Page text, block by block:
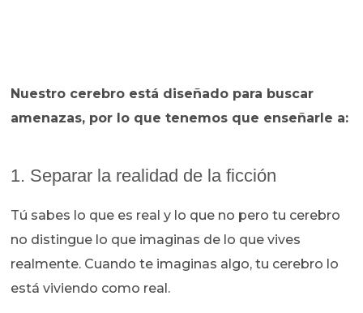
Nuestro cerebro está diseñado para buscar
amenazas, por lo que tenemos que enseñarle a:
1. Separar la realidad de la ficción
Tú sabes lo que es real y lo que no pero tu cerebro
no distingue lo que imaginas de lo que vives
realmente. Cuando te imaginas algo, tu cerebro lo
está viviendo como real.